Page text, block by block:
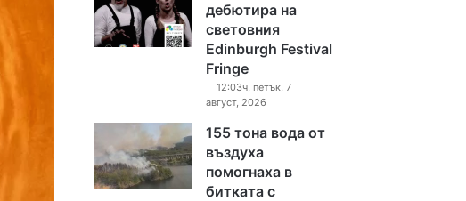
дебютира на
световния
Edinburgh Festival
Fringe
12:03ч, петък, 7
август, 2026
155 тона вода от
въздуха
помогнаха в
битката с